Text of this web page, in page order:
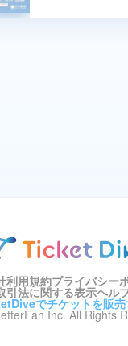
利用規約プライバシー
引法に関する表示ヘル
でチケットを販売
Inc. All Rights